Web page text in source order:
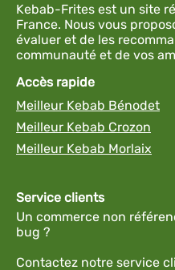
Kebab-Frites est un site
France. Nous vous
évaluer et de les
communauté et de vos
Accès rapide
Meilleur Kebab Bénodet
Meilleur Kebab Crozon
Meilleur Kebab Morlaix
Service clients
Un commerce non
bug ?
Contactez notre service